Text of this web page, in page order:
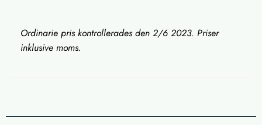
Ordinarie pris kontrollerades den 2/6 2023. Priser
inklusive moms.